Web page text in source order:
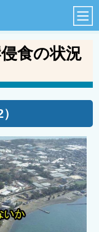
松」と「三保松原
食の状況